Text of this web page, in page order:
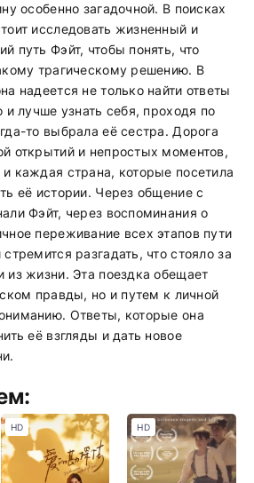
особенно загадочной. В поисках
исследовать жизненный и
путь Фэйт, чтобы понять, что
трагическому решению. В
надеется не только найти ответы
и лучше узнать себя, проходя по
то выбрала её сестра. Дорога
открытий и непростых моментов,
каждая страна, которые посетила
её истории. Через общение с
Фэйт, через воспоминания о
переживание всех этапов пути
разгадать, что стояло за
из жизни. Эта поездка обещает
правды, но и путем к личной
Ответы, которые она
её взгляды и дать новое
HD HD